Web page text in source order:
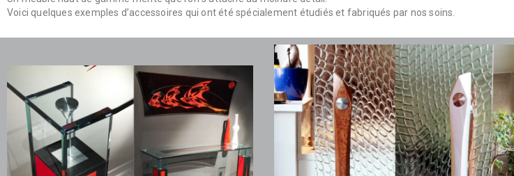
Voici quelques exemples d’accessoires qui ont été spécialement étudiés et fabriqués par nos soins.